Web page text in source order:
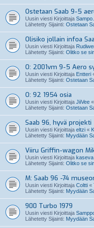
Ostetaan Saab 9-5
Uusin viesti Kirjoittaja
Lähetetty Sijainti: Ostetaan
Olisiko jollain infoa
Uusin viesti Kirjoittaja
Lähetetty Sijainti: Olitko se
O: 2001vm 9-5 Aero
Uusin viesti Kirjoittaja Entteri
Lähetetty Sijainti: Ostetaan
O: 92 1954 osia
Uusin viesti Kirjoittaja JiiVee «
Lähetetty Sijainti: Ostetaan
Saab 96, hyvä projekti
Uusin viesti Kirjoittaja eltzi «
Lähetetty Sijainti: Myydään
Viiru Griffin-wagon
Uusin viesti Kirjoittaja kaseva
Lähetetty Sijainti: Olitko se
M: Saab 96 -74
Uusin viesti Kirjoittaja Coltti «
Lähetetty Sijainti: Myydään
900 Turbo 1979
Uusin viesti Kirjoittaja
Lähetetty Sijainti: Myydään